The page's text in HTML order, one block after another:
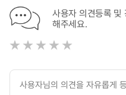
사용자 의견등록 및
해주세요.